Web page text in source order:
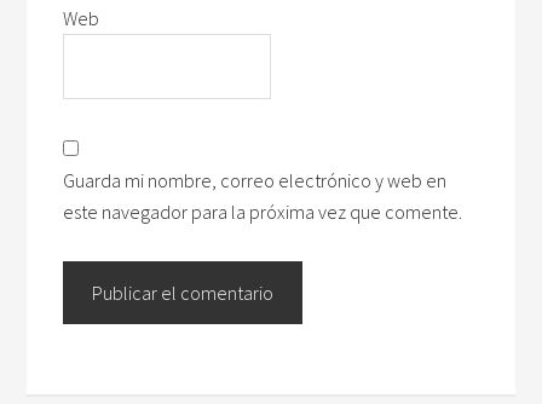
Web
Guarda mi nombre, correo electrónico y web en
este navegador para la próxima vez que comente.